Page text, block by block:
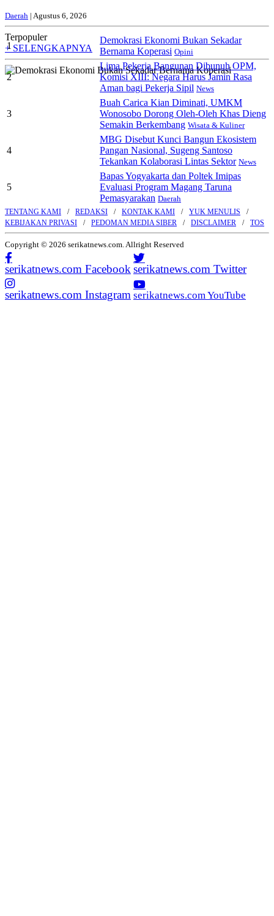
Daerah | Agustus 6, 2026
Terpopuler
+ SELENGKAPNYA
1
Demokrasi Ekonomi Bukan Sekadar
Bernama Koperasi Opini
2
Lima Pekerja Bangunan Dibunuh OPM,
Komisi XIII: Negara Harus Jamin Rasa
Aman bagi Pekerja Sipil News
3
Buah Carica Kian Diminati, UMKM
Wonosobo Dorong Oleh-Oleh Khas Dieng
Semakin Berkembang Wisata & Kuliner
4
MBG Disebut Kunci Bangun Ekosistem
Pangan Nasional, Sugeng Santoso
Tekankan Kolaborasi Lintas Sektor News
5
Bapas Yogyakarta dan Poltek Imipas
Evaluasi Program Magang Taruna
Pemasyarakan Daerah
TENTANG KAMI REDAKSI KONTAK KAMI
YUK MENULIS
KEBIJAKAN PRIVASI
PEDOMAN MEDIA SIBER DISCLAIMER TOS
Copyright © 2026 serikatnews.com. Allright Reserved
serikatnews.com Facebook serikatnews.com Twitter
serikatnews.com Instagram serikatnews.com YouTube